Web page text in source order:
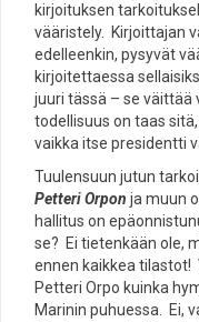
kirjoituksen
vääristely. Kirjoittajan
edelleenkin, pysyvät
kirjoitettaessa
juuri tässä – se väittää
todellisuus on taas
vaikka itse presidentti
Tuulensuun jutun
Petteri Orpon ja muun
hallitus on
se? Ei tietenkään ole,
ennen kaikkea tilastot!
Petteri Orpo kuinka
Marinin puhuessa. Ei,